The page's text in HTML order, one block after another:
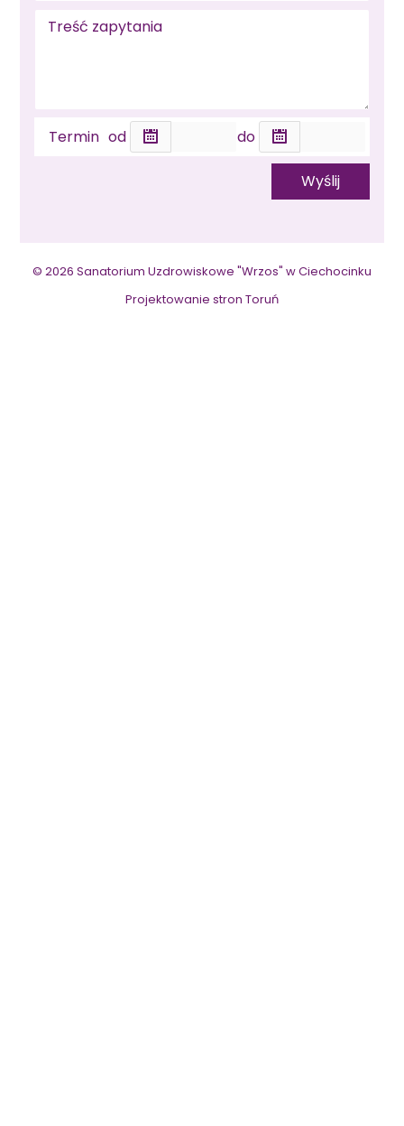
Termin od do
© 2026 Sanatorium Uzdrowiskowe "Wrzos" w Ciechocinku
Projektowanie stron Toruń